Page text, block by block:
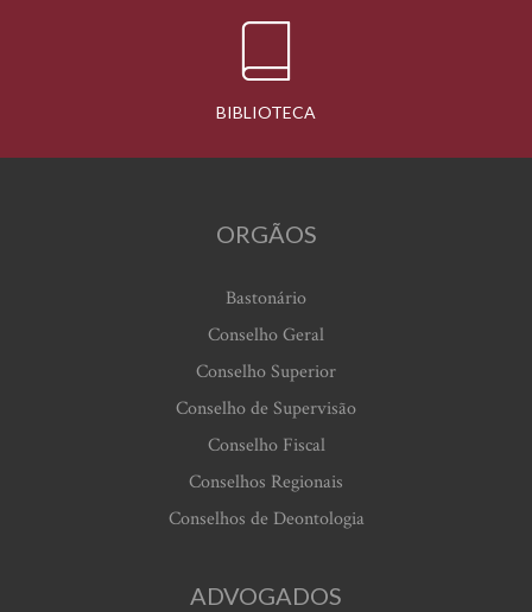
BIBLIOTECA
ORGÃOS
Bastonário
Conselho Geral
Conselho Superior
Conselho de Supervisão
Conselho Fiscal
Conselhos Regionais
Conselhos de Deontologia
ADVOGADOS